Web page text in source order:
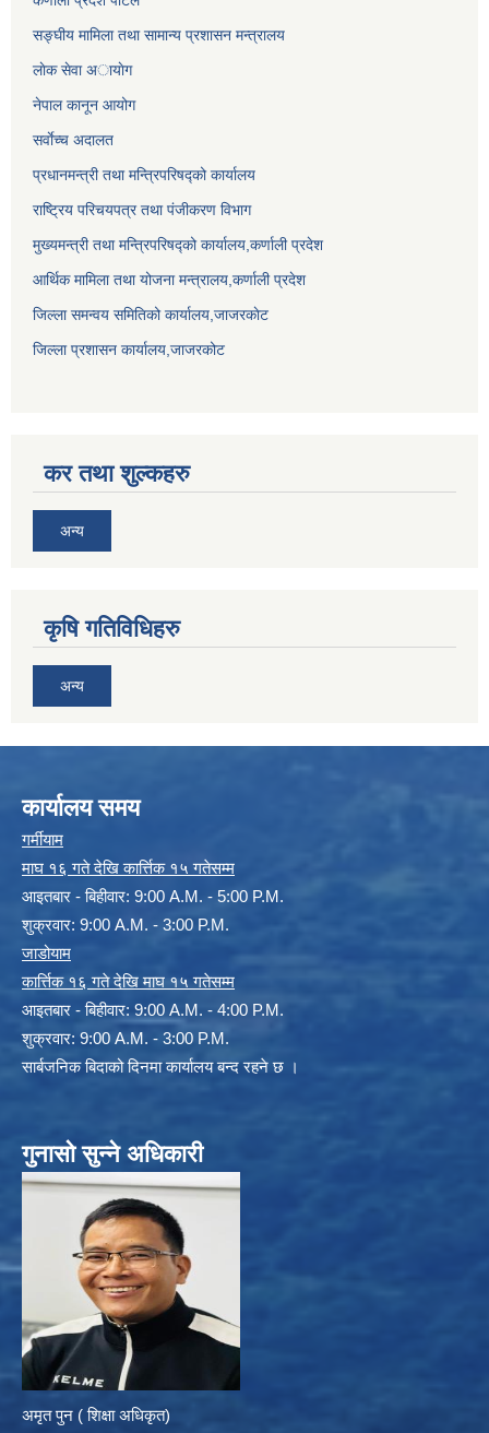
सङ्घीय मामिला तथा सामान्य प्रशासन मन्त्रालय
लाेक सेवा अायाेग
नेपाल कानून आयोग
सर्वाेच्च अदालत
प्रधानमन्त्री तथा मन्त्रिपरिषद्को कार्यालय
राष्ट्रिय परिचयपत्र तथा पंजीकरण विभाग
मुख्यमन्त्री तथा मन्त्रिपरिषद्को कार्यालय,कर्णाली प्रदेश
आर्थिक मामिला तथा योजना मन्त्रालय,कर्णाली प्रदेश
जिल्ला समन्वय समितिको कार्यालय,जाजरकाेट
जिल्ला प्रशासन कार्यालय,जाजरकोट
कर तथा शुल्कहरु
अन्य
कृषि गतिविधिहरु
अन्य
कार्यालय समय
गर्मीयाम
माघ १६ गते देखि कार्त्तिक १५ गतेसम्म
आइतबार - बिहीवार: 9:00 A.M. - 5:00 P.M.
शुक्रवार: 9:00 A.M. - 3:00 P.M.
जाडोयाम
कार्त्तिक १६ गते देखि माघ १५ गतेसम्म
आइतबार - बिहीवार: 9:00 A.M. - 4:00 P.M.
शुक्रवार: 9:00 A.M. - 3:00 P.M.
सार्बजनिक बिदाको दिनमा कार्यालय बन्द रहने छ ।
गुनासो सुन्ने अधिकारी
अमृत पुन ( शिक्षा अधिकृत)